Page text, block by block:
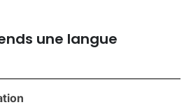
une langue